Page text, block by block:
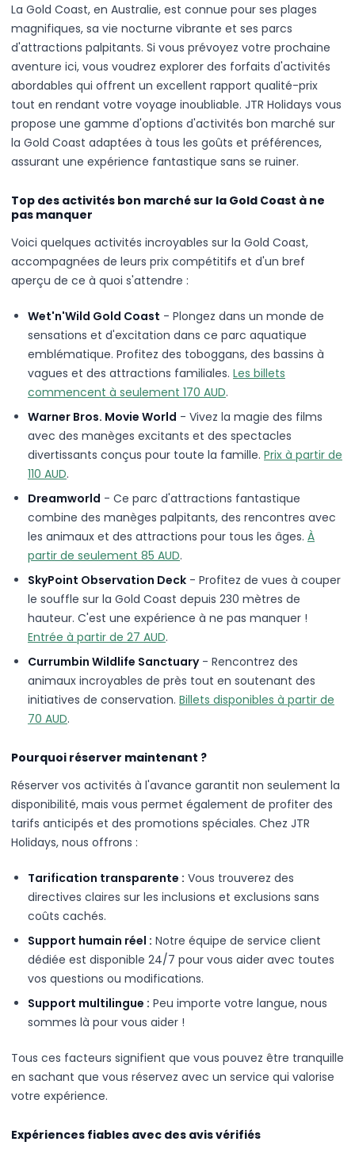
La Gold Coast, en Australie, est connue pour ses plages
magnifiques, sa vie nocturne vibrante et ses parcs
d'attractions palpitants. Si vous prévoyez votre prochaine
aventure ici, vous voudrez explorer des forfaits d'activités
abordables qui offrent un excellent rapport qualité-prix
tout en rendant votre voyage inoubliable. JTR Holidays vous
propose une gamme d'options d'activités bon marché sur
la Gold Coast adaptées à tous les goûts et préférences,
assurant une expérience fantastique sans se ruiner.
Top des activités bon marché sur la Gold Coast à ne
pas manquer
Voici quelques activités incroyables sur la Gold Coast,
accompagnées de leurs prix compétitifs et d'un bref
aperçu de ce à quoi s'attendre :
Wet'n'Wild Gold Coast - Plongez dans un monde de
sensations et d'excitation dans ce parc aquatique
emblématique. Profitez des toboggans, des bassins à
vagues et des attractions familiales. Les billets
commencent à seulement 170 AUD.
Warner Bros. Movie World - Vivez la magie des films
avec des manèges excitants et des spectacles
divertissants conçus pour toute la famille. Prix à partir de
110 AUD.
Dreamworld - Ce parc d'attractions fantastique
combine des manèges palpitants, des rencontres avec
les animaux et des attractions pour tous les âges. À
partir de seulement 85 AUD.
SkyPoint Observation Deck - Profitez de vues à couper
le souffle sur la Gold Coast depuis 230 mètres de
hauteur. C'est une expérience à ne pas manquer !
Entrée à partir de 27 AUD.
Currumbin Wildlife Sanctuary- Rencontrez des
animaux incroyables de près tout en soutenant des
initiatives de conservation. Billets disponibles à partir de
70 AUD.
Pourquoi réserver maintenant ?
Réserver vos activités à l'avance garantit non seulement la
disponibilité, mais vous permet également de profiter des
tarifs anticipés et des promotions spéciales. Chez JTR
Holidays, nous offrons :
Tarification transparente : Vous trouverez des
directives claires sur les inclusions et exclusions sans
coûts cachés.
Support humain réel : Notre équipe de service client
dédiée est disponible 24/7 pour vous aider avec toutes
vos questions ou modifications.
Support multilingue : Peu importe votre langue, nous
sommes là pour vous aider !
Tous ces facteurs signifient que vous pouvez être tranquille
en sachant que vous réservez avec un service qui valorise
votre expérience.
Expériences fiables avec des avis vérifiés